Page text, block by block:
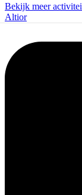
Bekijk meer
Altior